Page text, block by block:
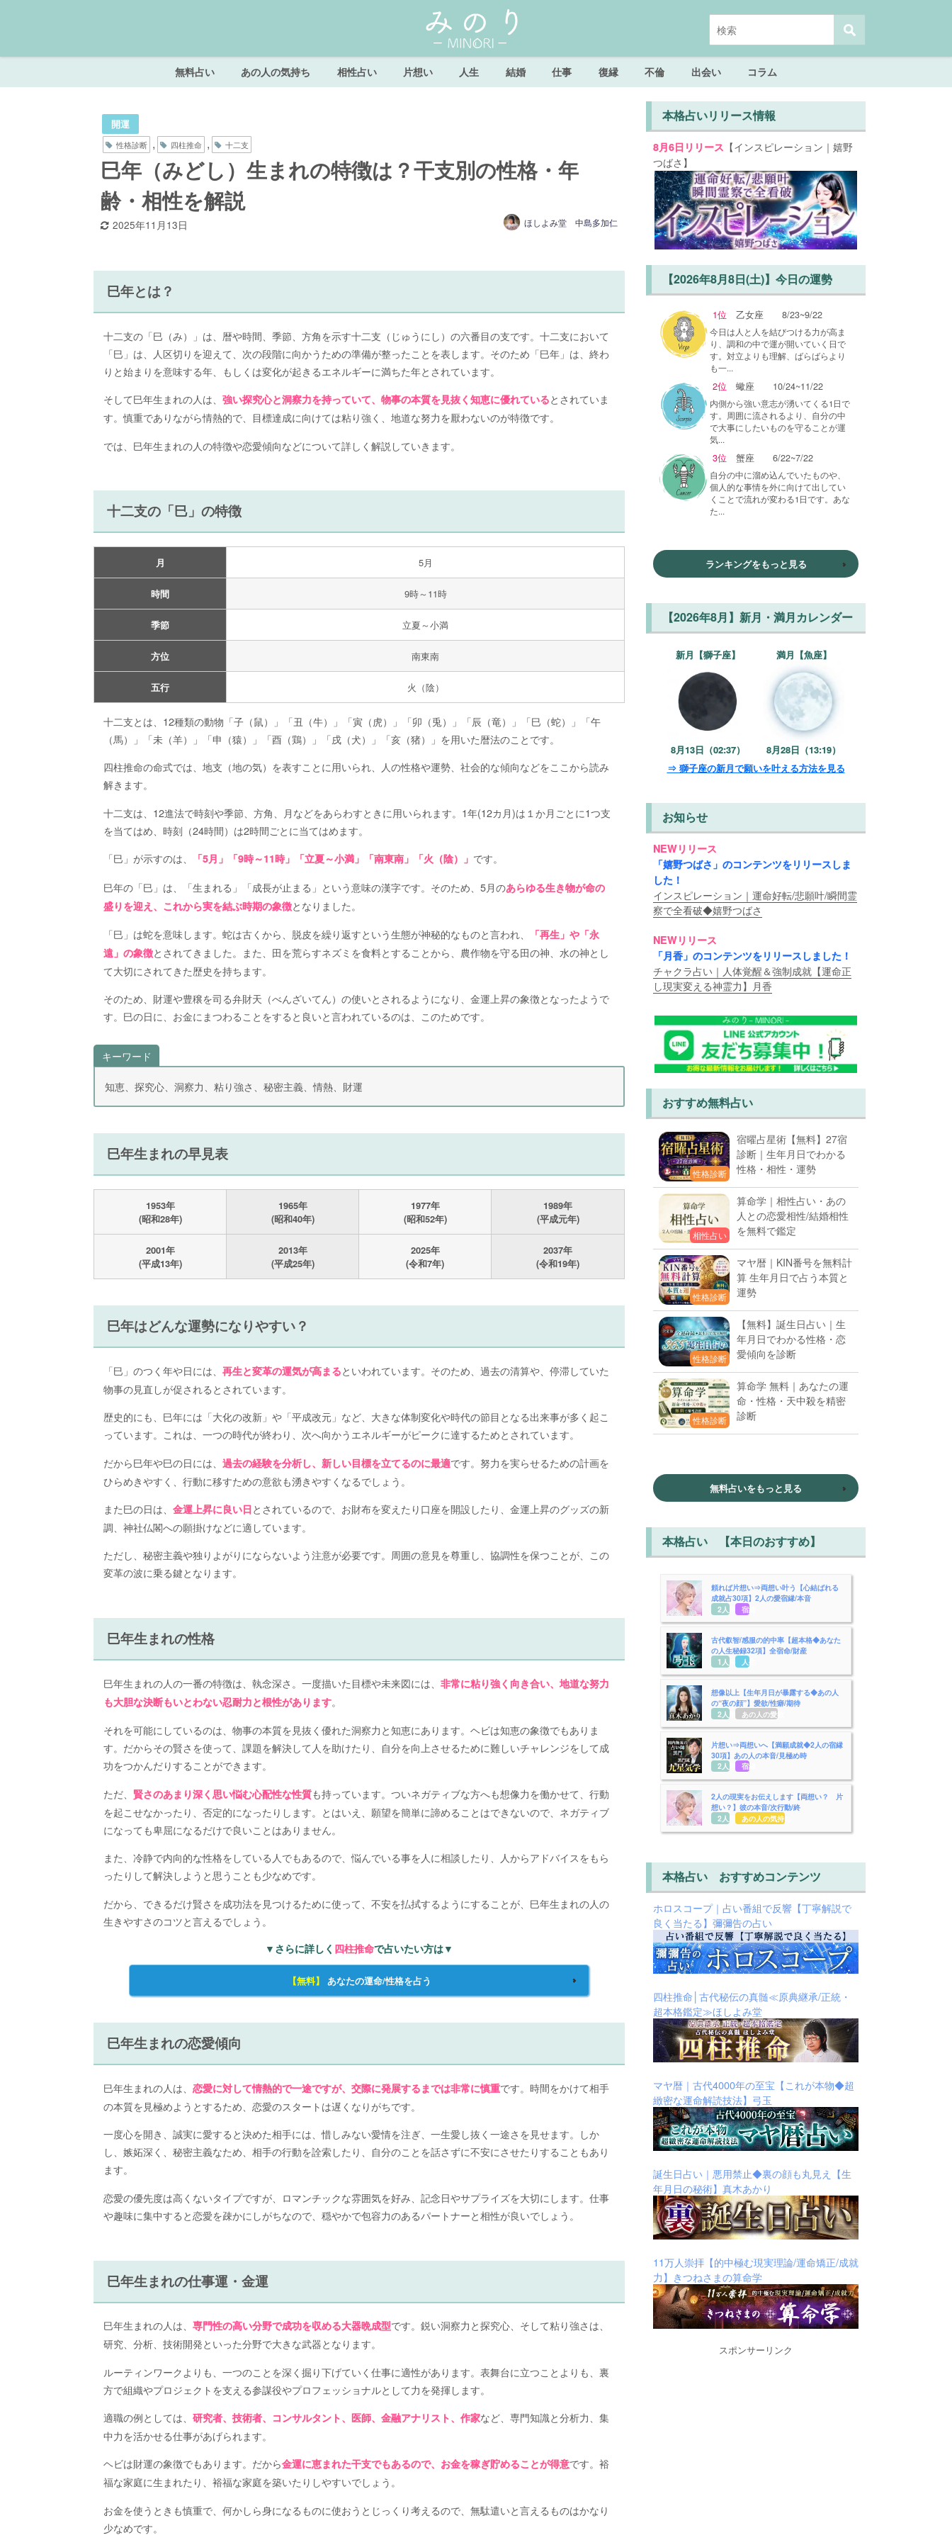
無料占い あの人の気持ち 相性占い 片想い 人生 結婚 仕事 復縁 不倫 出会い コラム
開運
性格診断 , 四柱推命 , 十二支
巳年（みどし）生まれの特徴は？干支別の性格・年
齢・相性を解説
2025年11月13日 ほしよみ堂 中島多加仁
巳年とは？
十二支の「巳（み）」は、暦や時間、季節、方角を示す十二支（じゅうにし）の六番目の支です。十二支において
「巳」は、人区切りを迎えて、次の段階に向かうための準備が整ったことを表します。そのため「巳年」は、終わ
りと始まりを意味する年、もしくは変化が起きるエネルギーに満ちた年とされています。
そして巳年生まれの人は、強い探究心と洞察力を持っていて、物事の本質を見抜く知恵に優れているとされていま
す。慎重でありながら情熱的で、目標達成に向けては粘り強く、地道な努力を厭わないのが特徴です。
では、巳年生まれの人の特徴や恋愛傾向などについて詳しく解説していきます。
十二支の「巳」の特徴
月 5月
時間 9時～11時
季節 立夏～小満
方位 南東南
五行 火（陰）
十二支とは、12種類の動物「子（鼠）」「丑（牛）」「寅（虎）」「卯（兎）」「辰（竜）」「巳（蛇）」「午
（馬）」「未（羊）」「申（猿）」「酉（鶏）」「戌（犬）」「亥（猪）」を用いた暦法のことです。
四柱推命の命式では、地支（地の気）を表すことに用いられ、人の性格や運勢、社会的な傾向などをここから読み
解きます。
十二支は、12進法で時刻や季節、方角、月などをあらわすときに用いられます。1年(12カ月)は１か月ごとに1つ支
を当てはめ、時刻（24時間）は2時間ごとに当てはめます。
「巳」が示すのは、
「5月」「9時～11時」「立夏～小満」「南東南」「火（陰）」 です。
巳年の「巳」は、「生まれる」「成長が止まる」という意味の漢字です。そのため、5月のあらゆる生き物が命の
盛りを迎え、これから実を結ぶ時期の象徴となりました。
「巳」は蛇を意味します。蛇は古くから、脱皮を繰り返すという生態が神秘的なものと言われ、
「再生」や「永
遠」の象徴とされてきました。また、田を荒らすネズミを食料とすることから、農作物を守る田の神、水の神とし
て大切にされてきた歴史を持ちます。
そのため、財運や豊穣を司る弁財天（べんざいてん）の使いとされるようになり、金運上昇の象徴となったようで
す。巳の日に、お金にまつわることをすると良いと言われているのは、このためです。
キーワード
知恵、探究心、洞察力、粘り強さ、秘密主義、情熱、財運
巳年生まれの早見表
1953年
(昭和28年)
1965年
(昭和40年)
1977年
(昭和52年)
1989年
(平成元年)
2001年
(平成13年)
2013年
(平成25年)
2025年
(令和7年)
2037年
(令和19年)
巳年はどんな運勢になりやすい？
「巳」のつく年や日には、再生と変革の運気が高まるといわれています。そのため、過去の清算や、停滞していた
物事の見直しが促されるとされています。
歴史的にも、巳年には「大化の改新」や「平成改元」など、大きな体制変化や時代の節目となる出来事が多く起こ
っています。これは、一つの時代が終わり、次へ向かうエネルギーがピークに達するためとされています。
だから巳年や巳の日には、過去の経験を分析し、新しい目標を立てるのに最適です。努力を実らせるための計画を
ひらめきやすく、行動に移すための意欲も湧きやすくなるでしょう。
また巳の日は、金運上昇に良い日とされているので、お財布を変えたり口座を開設したり、金運上昇のグッズの新
調、神社仏閣への願掛けなどに適しています。
ただし、秘密主義や独りよがりにならないよう注意が必要です。周囲の意見を尊重し、協調性を保つことが、この
変革の波に乗る鍵となります。
巳年生まれの性格
巳年生まれの人の一番の特徴は、執念深さ。一度描いた目標や未来図には、非常に粘り強く向き合い、地道な努力
も大胆な決断もいとわない忍耐力と根性があります。
それを可能にしているのは、物事の本質を見抜く優れた洞察力と知恵にあります。ヘビは知恵の象徴でもありま
す。だからその賢さを使って、課題を解決して人を助けたり、自分を向上させるために難しいチャレンジをして成
功をつかんだりすることができます。
ただ、 賢さのあまり深く思い悩む心配性な性質も持っています。ついネガティブな方へも想像力を働かせて、行動
を起こせなかったり、否定的になったりします。とはいえ、願望を簡単に諦めることはできないので、ネガティブ
になっても卑屈になるだけで良いことはありません。
また、冷静で内向的な性格をしている人でもあるので、悩んでいる事を人に相談したり、人からアドバイスをもら
ったりして解決しようと思うことも少なめです。
だから、できるだけ賢さを成功法を見つけるために使って、不安を払拭するようにすることが、巳年生まれの人の
生きやすさのコツと言えるでしょう。
▼さらに詳しく 四柱推命で占いたい方は▼
【無料】 あなたの運命/性格を占う
巳年生まれの恋愛傾向
巳年生まれの人は、恋愛に対して情熱的で一途ですが、交際に発展するまでは非常に慎重です。時間をかけて相手
の本質を見極めようとするため、恋愛のスタートは遅くなりがちです。
一度心を開き、誠実に愛すると決めた相手には、惜しみない愛情を注ぎ、一生愛し抜く一途さを見せます。しか
し、嫉妬深く、秘密主義なため、相手の行動を詮索したり、自分のことを話さずに不安にさせたりすることもあり
ます。
恋愛の優先度は高くないタイプですが、ロマンチックな雰囲気を好み、記念日やサプライズを大切にします。仕事
や趣味に集中すると恋愛を疎かにしがちなので、穏やかで包容力のあるパートナーと相性が良いでしょう。
巳年生まれの仕事運・金運
巳年生まれの人は、専門性の高い分野で成功を収める大器晩成型です。鋭い洞察力と探究心、そして粘り強さは、
研究、分析、技術開発といった分野で大きな武器となります。
ルーティンワークよりも、一つのことを深く掘り下げていく仕事に適性があります。表舞台に立つことよりも、裏
方で組織やプロジェクトを支える参謀役やプロフェッショナルとして力を発揮します。
適職の例としては、研究者、技術者、コンサルタント、医師、金融アナリスト、作家など、専門知識と分析力、集
中力を活かせる仕事があげられます。
ヘビは財運の象徴でもあります。だから金運に恵まれた干支でもあるので、お金を稼ぎ貯めることが得意です。裕
福な家庭に生まれたり、裕福な家庭を築いたりしやすいでしょう。
お金を使うときも慎重で、何かしら身になるものに使おうとじっくり考えるので、無駄遣いと言えるものはかなり
少なめです。
本格占いリリース情報
8月6日リリース 【インスピレーション｜嬉野
つばさ】
【2026年8月8日(土)】今日の運勢
1位 乙女座 8/23~9/22
今日は人と人を結びつける力が高ま
り、調和の中で運が開いていく日で
す。対立よりも理解、ばらばらより
も一...
2位 蠍座 10/24~11/22
内側から強い意志が湧いてくる1日で
す。周囲に流されるより、自分の中
で大事にしたいものを守ることが運
気...
3位 蟹座 6/22~7/22
自分の中に溜め込んでいたものや、
個人的な事情を外に向けて出してい
くことで流れが変わる1日です。あな
た...
ランキングをもっと見る
【2026年8月】新月・満月カレンダー
新月【獅子座】
8月13日（02:37）
満月【魚座】
8月28日（13:19）
⇒ 獅子座の新月で願いを叶える方法を見る
お知らせ
NEWリリース
「嬉野つばさ」のコンテンツをリリースしま
した！
インスピレーション｜運命好転/悲願叶/瞬間霊
察で全看破◆嬉野つばさ
NEWリリース
「月香」のコンテンツをリリースしました！
チャクラ占い｜人体覚醒＆強制成就【運命正
し現実変える神霊力】月香
おすすめ無料占い
性格診断
宿曜占星術【無料】27宿
診断｜生年月日でわかる
性格・相性・運勢
相性占い
算命学｜相性占い・あの
人との恋愛相性/結婚相性
を無料で鑑定
性格診断
マヤ暦｜KIN番号を無料計
算 生年月日で占う本質と
運勢
性格診断
【無料】誕生日占い｜生
年月日でわかる性格・恋
愛傾向を診断
性格診断
算命学 無料｜あなたの運
命・性格・天中殺を精密
診断
無料占いをもっと見る
本格占い 【本日のおすすめ】
頼れば片想い⇒両想い叶う【心結ばれる
成就占30項】2人の愛宿縁/本音
2人用 宿縁
古代叡智/感服の的中率【超本格◆あなた
の人生秘録32項】全宿命/財産
1人用
人生
想像以上【生年月日が暴露する◆あの人
の“夜の顔”】愛欲/性癖/期待
2人用
あの人の愛欲
片想い⇒両想いへ【満願成就◆2人の宿縁
30項】あの人の本音/見極め時
2人用 宿縁
2人の現実をお伝えします【両想い？ 片
想い？】彼の本音/次行動/終
2人用
あの人の気持ち
本格占い おすすめコンテンツ
ホロスコープ｜占い番組で反響【丁寧解説で
良く当たる】彌彌告の占い
四柱推命│古代秘伝の真髄≪原典継承/正統・
超本格鑑定≫ほしよみ堂
マヤ暦｜古代4000年の至宝【これが本物◆超
緻密な運命解読技法】弓玉
誕生日占い｜悪用禁止◆裏の顔も丸見え【生
年月日の秘術】真木あかり
11万人崇拝【的中極む現実理論/運命矯正/成就
力】きつねさまの算命学
スポンサーリンク